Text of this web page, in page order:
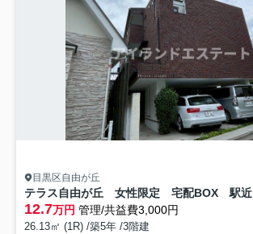
目黒区自由が丘
テラス自由が丘 女性限定 宅配BOX 駅近
12.7万円 管理/共益費3,000円
26.13㎡ (1R) /築5年 /3階建